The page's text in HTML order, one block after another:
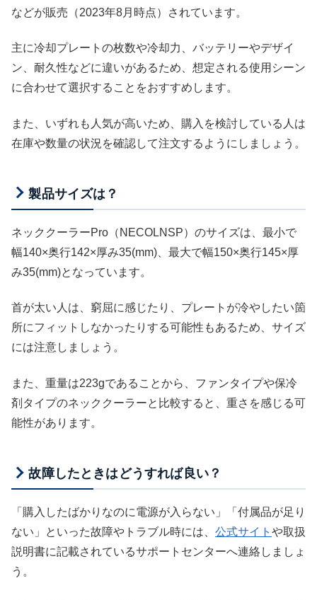
などが販売（2023年8月時点）されています。
主に冷却プレートの枚数や冷却力、バッテリーやデザイ
ン、耐久性などに違いがあるため、想定される使用シーン
に合わせて選択することをおすすめします。
また、いずれも人気が高いため、購入を検討している人は
在庫や数量の状況を確認して注文するようにしましょう。
製品サイズは？
ネッククーラーPro（NECOLNSP）のサイズは、最小で
幅140×奥行142×厚み35(mm)、最大で幅150×奥行145×厚
み35(mm)となっています。
首が太い人は、窮屈に感じたり、プレートが冷やしたい箇
所にフィットしなかったりする可能性もあるため、サイズ
には注意しましょう。
また、重量は223gであることから、ファンタイプや保冷
剤タイプのネッククーラーと比較すると、重さを感じる可
能性があります。
故障したときはどうすれば良い？
「購入したばかりなのに電源が入らない」「付属品が足り
ない」といった故障やトラブル時には、 公式サイト や取扱
説明書に記載されているサポートセンターへ連絡しましょ
う。